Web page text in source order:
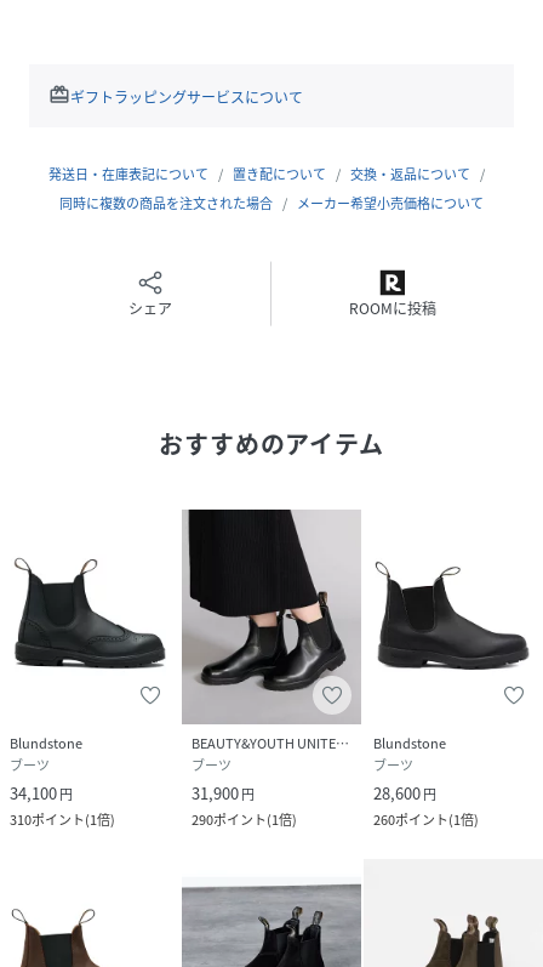
入れを実現。
ブーツのかかと部だけでなく、インソールにも衝撃吸収材の
アッパー：スムースレザー
【BLUNDSTONE/ブランドストーン】
サイドゴアブーツの老舗として広く知られており、履きやす
くてブランドストーンのブーツは世界中で愛されている。
※取り扱いについては、商品についている品質表示でご確認
ください。
※照明の関係により、実際よりも色味が違って見える場合が
またパソコン・スマートフォンなどの環境により、若干製品
と画像のカラーが異なる場合もございます。
※商品の色味は、商品アップ画像をご参照ください。
原産国
サイズ 5、6、40
redeemギフトラッピングサービスについて
発送日・在庫表記について 置き配について
交換・返品について
同時に複数の商品を注文された場合
メーカー希望小売価格について
シェア ROOMに投稿
おすすめのアイテム
Blundstone
ブーツ
34,100円
310ポイント(1倍)
BEAUTY&YOUTH UNITED ARROWS
ブーツ
31,900円
290ポイント(1倍)
Blundstone
ブーツ
28,600円
260ポイント(1倍)